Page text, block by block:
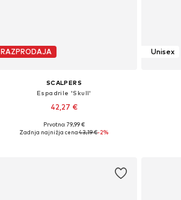
RAZPRODAJA
SCALPERS
Espadrile 'Skull'
42,27 €
Na voljo v različnih velikostih
Prvotno: 79,99 €
Zadnja najnižja cena43,19 €-2%
Unisex